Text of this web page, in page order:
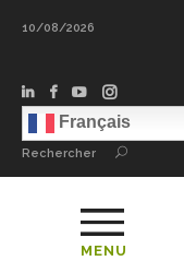
10/08/2026
Français
Rechercher
MENU